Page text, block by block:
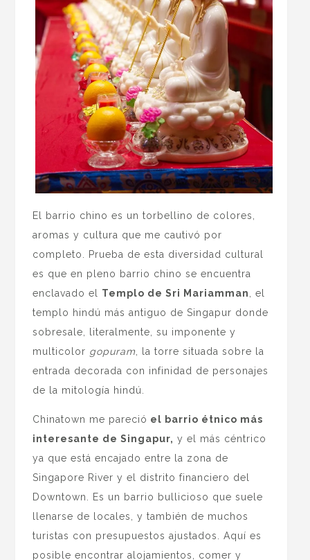
El barrio chino es un torbellino de colores,
aromas y cultura que me cautivó por
completo. Prueba de esta diversidad cultural
es que en pleno barrio chino se encuentra
enclavado el Templo de Sri Mariamman, el
templo hindú más antiguo de Singapur donde
sobresale, literalmente, su imponente y
multicolor gopuram, la torre situada sobre la
entrada decorada con infinidad de personajes
de la mitología hindú.
Chinatown me pareció el barrio étnico más
interesante de Singapur, y el más céntrico
ya que está encajado entre la zona de
Singapore River y el distrito financiero del
Downtown. Es un barrio bullicioso que suele
llenarse de locales, y también de muchos
turistas con presupuestos ajustados. Aquí es
posible encontrar alojamientos, comer y